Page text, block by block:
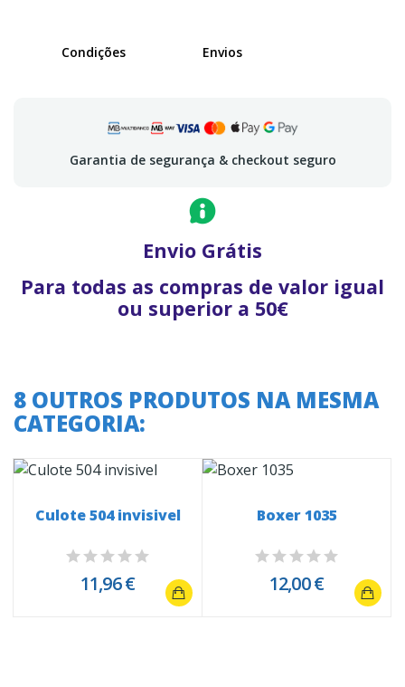
Condições Envios
Garantia de segurança & checkout seguro
Envio Grátis
Para todas as compras de valor igual
ou superior a 50€
8 OUTROS PRODUTOS NA MESMA
CATEGORIA:
Culote 504 invisivel
11,96 €
Boxer 1035
12,00 €